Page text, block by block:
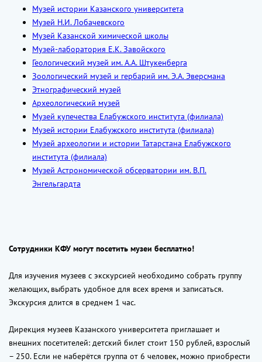
Музей истории Казанского университета
Музей Н.И. Лобачевского
Музей Казанской химической школы
Музей-лаборатория Е.К.Завойского
Геологический музей им. А.А. Штукенберга
Зоологический музей и гербарий им. Э.А.Эверсмана
Этнографический музей
Археологический музей
Музей купечества Елабужского института (филиала)
Музей истории Елабужского института (филиала)
Музей археологии и истории Татарстана Елабужского
института (филиала)
Музей Астрономической обсерватории им. В.П.
Энгельгардта
Сотрудники КФУ могут посетить музеи бесплатно!
Для изучения музеев с экскурсией необходимо собрать группу
желающих, выбрать удобное для всех время и записаться.
Экскурсия длится в среднем 1 час.
Дирекция музеев Казанского университета приглашает и
внешних посетителей: детский билет стоит 150 рублей, взрослый
– 250. Если не наберётся группа от 6 человек, можно приобрести